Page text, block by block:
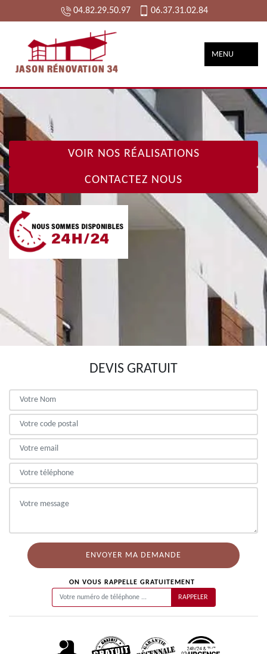
04.82.29.50.97 06.37.31.02.84
MENU
VOIR NOS RÉALISATIONS
CONTACTEZ NOUS
DEVIS GRATUIT
ON VOUS RAPPELLE GRATUITEMENT